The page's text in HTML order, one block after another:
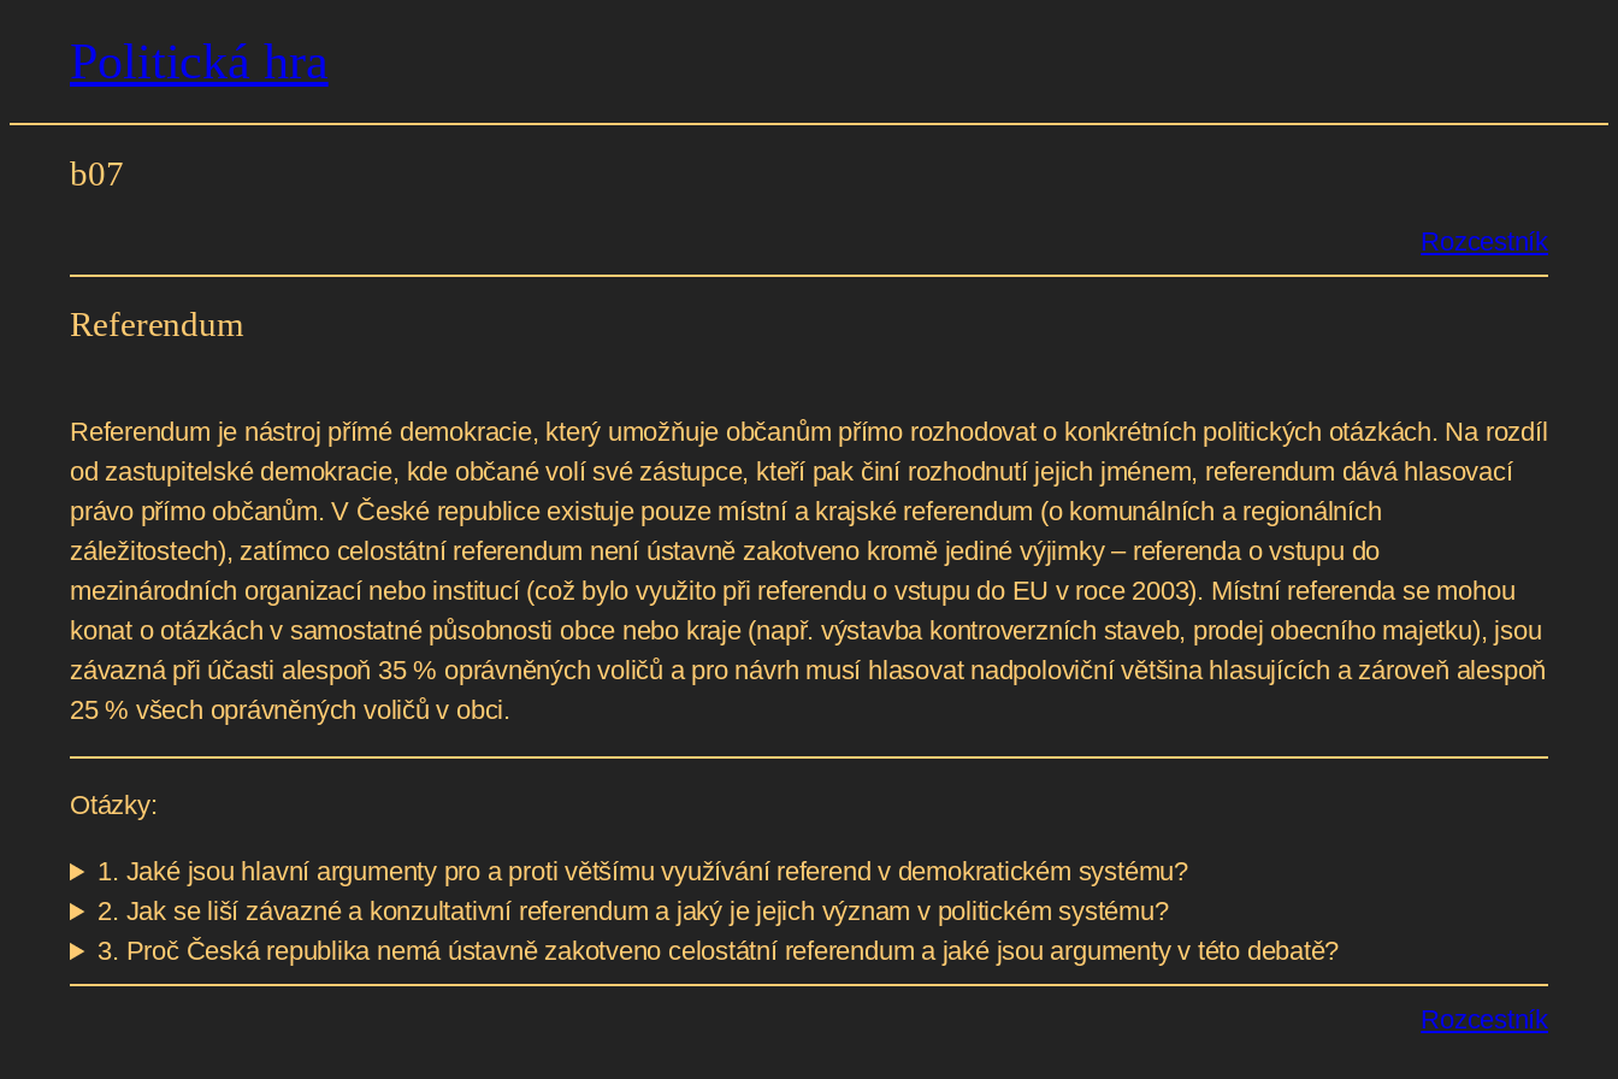
Přeskočit
obsah
Politická hra
b07
Rozcestník
Referendum
Referendum je nástroj přímé demokracie, který umožňuje občanům přímo rozhodovat o konkrétních politických otázkách. Na rozdíl
od zastupitelské demokracie, kde občané volí své zástupce, kteří pak činí rozhodnutí jejich jménem, referendum dává hlasovací
právo přímo občanům. V České republice existuje pouze místní a krajské referendum (o komunálních a regionálních
záležitostech), zatímco celostátní referendum není ústavně zakotveno kromě jediné výjimky – referenda o vstupu do
mezinárodních organizací nebo institucí (což bylo využito při referendu o vstupu do EU v roce 2003). Místní referenda se mohou
konat o otázkách v samostatné působnosti obce nebo kraje (např. výstavba kontroverzních staveb, prodej obecního majetku), jsou
závazná při účasti alespoň 35 % oprávněných voličů a pro návrh musí hlasovat nadpoloviční většina hlasujících a zároveň alespoň
25 % všech oprávněných voličů v obci.
Otázky:
1. Jaké jsou hlavní argumenty pro a proti většímu využívání referend v demokratickém systému?
2. Jak se liší závazné a konzultativní referendum a jaký je jejich význam v politickém systému?
3. Proč Česká republika nemá ústavně zakotveno celostátní referendum a jaké jsou argumenty v této debatě?
Rozcestník